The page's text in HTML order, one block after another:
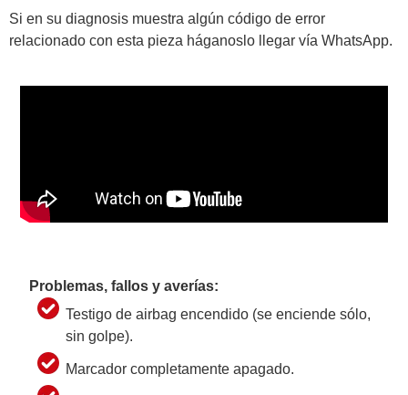
Si en su diagnosis muestra algún código de error
relacionado con esta pieza háganoslo llegar vía WhatsApp.
Problemas, fallos y averías:
Testigo de airbag encendido (se enciende sólo,
sin golpe).
Marcador completamente apagado.